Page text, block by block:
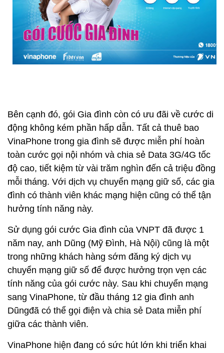
Bên cạnh đó, gói Gia đình còn có ưu đãi về cước di
động không kém phần hấp dẫn. Tất cả thuê bao
VinaPhone trong gia đình sẽ được miễn phí hoàn
toàn cước gọi nội nhóm và chia sẻ Data 3G/4G tốc
độ cao, tiết kiệm từ vài trăm nghìn đến cả triệu đồng
mỗi tháng. Với dịch vụ chuyển mạng giữ số, các gia
đình có thành viên khác mạng hiện cũng có thể tận
hưởng tính năng này.
Sử dụng gói cước Gia đình của VNPT đã được 1
năm nay, anh Dũng (Mỹ Đình, Hà Nội) cũng là một
trong những khách hàng sớm đăng ký dịch vụ
chuyển mạng giữ số để được hưởng trọn vẹn các
tính năng của gói cước này. Sau khi chuyển mạng
sang VinaPhone, từ đầu tháng 12 gia đình anh
Dũngđã có thể gọi điện và chia sẻ Data miễn phí
giữa các thành viên.
VinaPhone hiện đang có sức hút lớn khi triển khai